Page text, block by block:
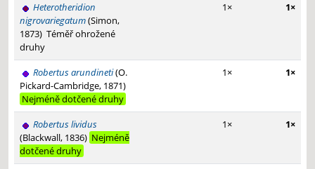
Heterotheridion
nigrovariegatum(Simon,
1873) Téměř ohrožené
druhy
1× 1×
Robertus arundineti(O.
Pickard-Cambridge, 1871)
Nejméně dotčené druhy
1× 1×
Robertus lividus
(Blackwall, 1836) Nejméně
dotčené druhy
1× 1×